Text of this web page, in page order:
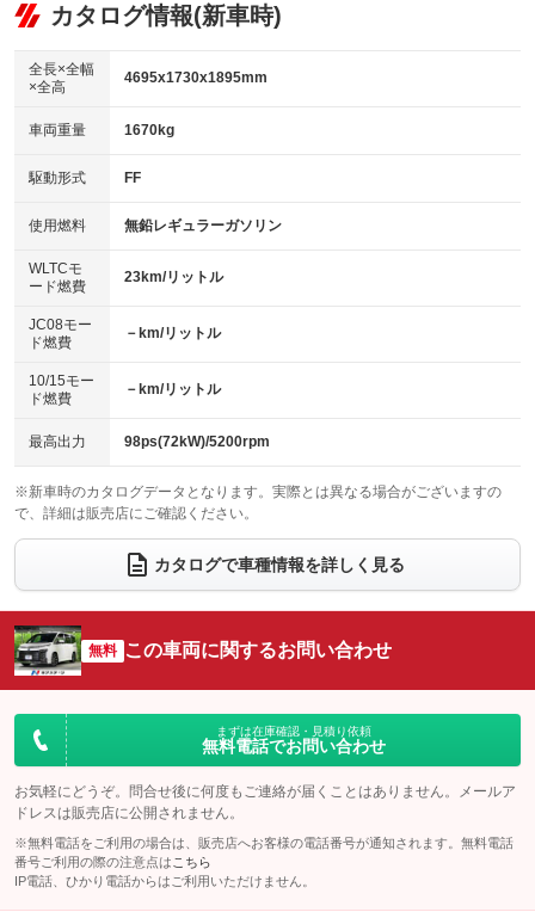
リフトアップ
：装備なし
：装備なし
パワーウィンドウ
アイドリングストップ
：装備なし
USB入力端子
：装備あり
100V電源
：装備あり
センターデフロック
：装備なし
電動格納ミラー
：装備あり
ビジュアル：-／DVD再生
：装備あり
アルミホイール：17インチ
：装備あり
HID(キセノンライト)
バックカメラ
エアロ
：装備なし
ローダウン
：装備なし
ベンチシート
：装備なし
チップアップシート
：装備なし
電動格納サードシート
：装備なし シートヒーター
：装備あり
ウォークスルー
電動リアゲート フロントカメラ
：装備なし
シートエアコン
：装備なし 全周囲カメラ
：装備なし
サイドカメラ
：装備なし ルーフレール
：装備なし
エアサスペンション ヘッドライトウォッシャー
カタログ情報(新車時)
全長×全幅
×全高
4695x1730x1895mm
車両重量 1670kg
駆動形式 FF
使用燃料 無鉛レギュラーガソリン
WLTCモ
ード燃費
23km/リットル
JC08モー
ド燃費
－km/リットル
10/15モー
ド燃費
－km/リットル
最高出力 98ps(72kW)/5200rpm
※新車時のカタログデータとなります。実際とは異なる場合がございますの
で、詳細は販売店にご確認ください。
カタログで車種情報を詳しく見る
無料 この車両に関するお問い合わせ
まずは在庫確認・見積り依頼
無料電話でお問い合わせ
お気軽にどうぞ。問合せ後に何度もご連絡が届くことはありません。メールア
ドレスは販売店に公開されません。
※無料電話をご利用の場合は、販売店へお客様の電話番号が通知されます。無料電話
番号ご利用の際の注意点は こちら
IP電話、ひかり電話からはご利用いただけません。